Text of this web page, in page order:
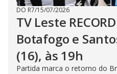
DO R7/15/07/2026
TV Leste
Botafogo e
(16), às 19h
Partida marca o retorno do